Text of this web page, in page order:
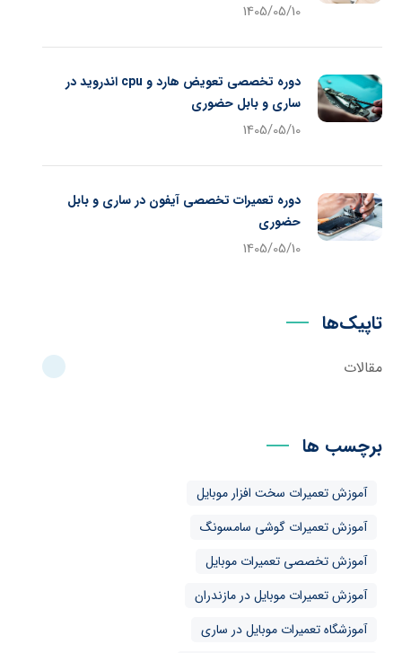
1405/05/10
دوره تخصصی تعویض هارد و cpu اندروید در
ساری و بابل حضوری
1405/05/10
دوره تعمیرات تخصصی آیفون در ساری و بابل
حضوری
1405/05/10
تاپیک‌ها
مقالات
برچسب ها
آموزش تعمیرات سخت افزار موبایل
آموزش تعمیرات گوشی سامسونگ
آموزش تخصصی تعمیرات موبایل
آموزش تعمیرات موبایل در مازندران
آموزشگاه تعمیرات موبایل در ساری